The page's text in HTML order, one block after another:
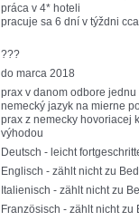
práca v 4* hoteli
pracuje sa 6 dní v týždni
???
do marca 2018
prax v danom odbore jednu
nemecký jazyk na mierne
prax z nemecky hovoriacej
výhodou
Deutsch - leicht
Englisch - zählt nicht zu
Italienisch - zählt nicht zu
Französisch - zählt nicht zu